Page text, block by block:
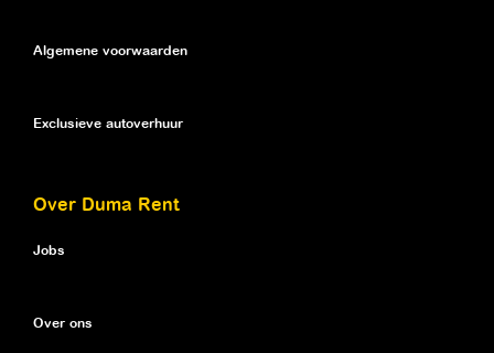
Algemene voorwaarden
Exclusieve autoverhuur
Over Duma Rent
Jobs
Over ons